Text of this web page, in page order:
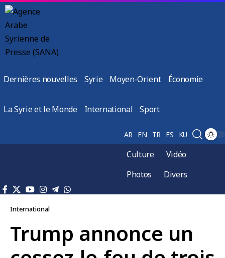
Dernières nouvelles Syrie Moyen-Orient Économie
La Syrie et le Monde International Sport
AR EN TR ES KU
Culture
Vidéo
Photos
Divers
International
Trump annonce un